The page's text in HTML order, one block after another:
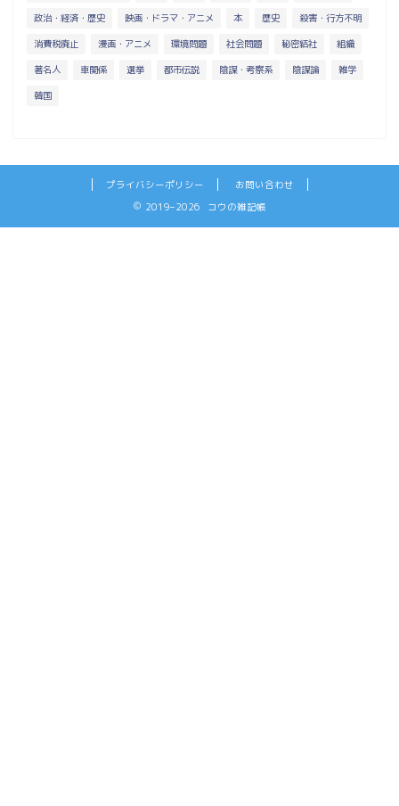
政治・経済・歴史 映画・ドラマ・アニメ 本 歴史 殺害・行方不明
消費税廃止 漫画・アニメ 環境問題 社会問題 秘密結社 組織
著名人 車関係 選挙 都市伝説 陰謀・考察系 陰謀論 雑学
韓国
プライバシーポリシー
お問い合わせ
2019–2026 コウの雑記帳